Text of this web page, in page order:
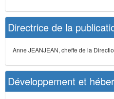
Directrice de la
Anne JEANJEAN, cheffe de la
Développement et